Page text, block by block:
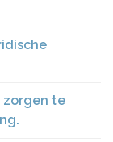
zorgen te